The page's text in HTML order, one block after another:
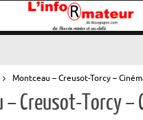
Montceau – Creusot-Torcy –
– Creusot-Torcy –